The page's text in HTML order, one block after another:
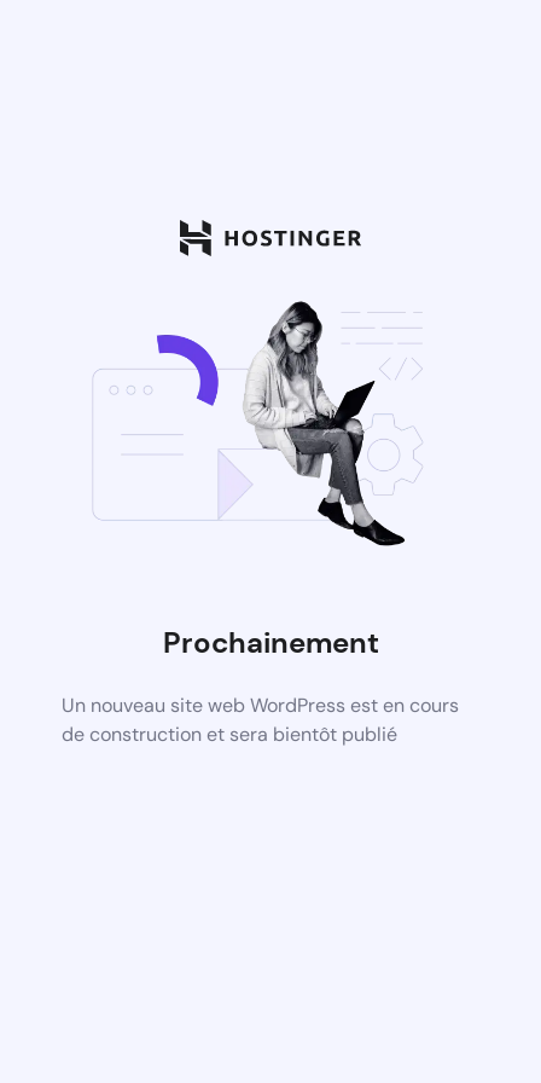
Prochainement
Un nouveau site web WordPress est en cours
de construction et sera bientôt publié